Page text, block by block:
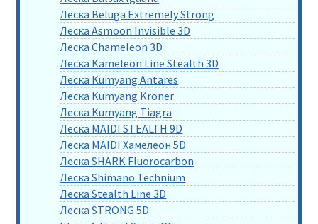
Леска Beluga Extremely Strong
Леска Asmoon Invisible 3D
Леска Chameleon 3D
Леска Kameleon Line Stealth 3D
Леска Kumyang Antares
Леска Kumyang Kroner
Леска Kumyang Tiagra
Леска MAIDI STEALTH 9D
Леска MAIDI Хамелеон 5D
Леска SHARK Fluorocarbon
Леска Shimano Technium
Леска Stealth Line 3D
Леска STRONG 5D